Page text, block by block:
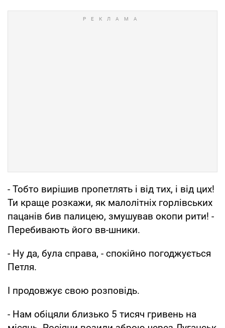
- Тобто вирішив пропетлять і від тих, і від цих!
Ти краще розкажи, як малолітніх горлівських
пацанів бив палицею, змушував окопи рити! -
Перебивають його вв-шники.
- Ну да, була справа, - спокійно погоджується
Петля.
І продовжує свою розповідь.
- Нам обіцяли близько 5 тисяч гривень на